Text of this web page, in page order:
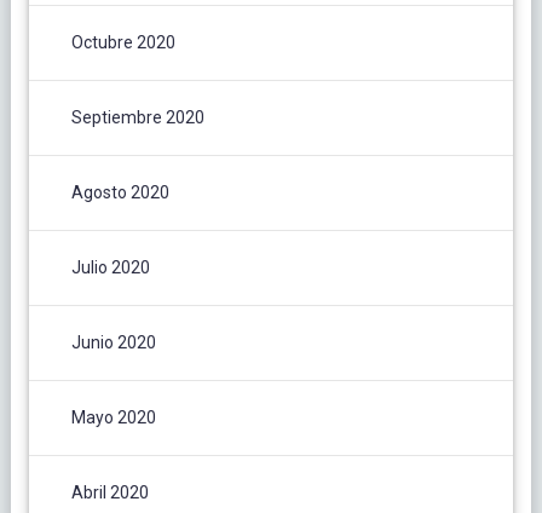
Octubre 2020
Septiembre 2020
Agosto 2020
Julio 2020
Junio 2020
Mayo 2020
Abril 2020